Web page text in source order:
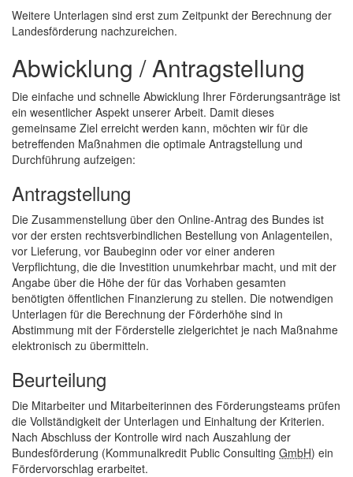
Weitere Unterlagen sind erst zum Zeitpunkt der Berechnung der
Landesförderung nachzureichen.
Abwicklung / Antragstellung
Die einfache und schnelle Abwicklung Ihrer Förderungsanträge ist
ein wesentlicher Aspekt unserer Arbeit. Damit dieses
gemeinsame Ziel erreicht werden kann, möchten wir für die
betreffenden Maßnahmen die optimale Antragstellung und
Durchführung aufzeigen:
Antragstellung
Die Zusammenstellung über den Online-Antrag des Bundes ist
vor der ersten rechtsverbindlichen Bestellung von Anlagenteilen,
vor Lieferung, vor Baubeginn oder vor einer anderen
Verpflichtung, die die Investition unumkehrbar macht, und mit der
Angabe über die Höhe der für das Vorhaben gesamten
benötigten öffentlichen Finanzierung zu stellen. Die notwendigen
Unterlagen für die Berechnung der Förderhöhe sind in
Abstimmung mit der Förderstelle zielgerichtet je nach Maßnahme
elektronisch zu übermitteln.
Beurteilung
Die Mitarbeiter und Mitarbeiterinnen des Förderungsteams prüfen
die Vollständigkeit der Unterlagen und Einhaltung der Kriterien.
Nach Abschluss der Kontrolle wird nach Aus­zahlung der
Bundesförderung (Kommunalkredit Public Consulting GmbH) ein
Fördervor­schlag erarbeitet.